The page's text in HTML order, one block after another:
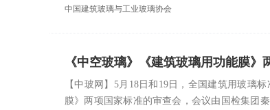
中国建筑玻璃与工业玻璃协会
《中空玻璃》《建筑玻璃用功能膜
【中玻网】5月18日和19日，全国建筑用玻璃
膜》两项国家标准的审查会，会议由国检集团